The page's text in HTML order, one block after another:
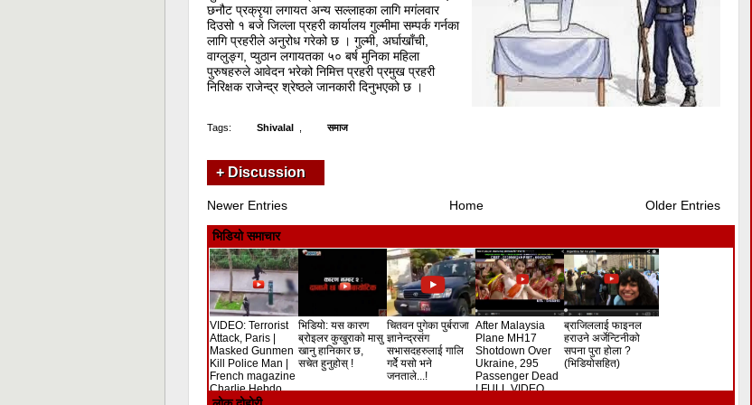
छनौट प्रक्रृया लगायत अन्य सल्लाहका लागि मगंलवार
दिउसो १ बजे जिल्ला प्रहरी कार्यालय गुल्मीमा सम्पर्क गर्नका
लागि प्रहरीले अनुरोध गरेको छ । गुल्मी, अर्घाखाँची,
वाग्लुङ्ग, प्युठान लगायतका ५० बर्ष मुनिका महिला
पुरुषहरुले आवेदन भरेको निमित्त प्रहरी प्रमुख प्रहरी
निरिक्षक राजेन्द्र श्रेष्ठले जानकारी दिनुभएको छ ।
Tags: Shivalal समाज
+ Discussion
Newer Entries Older Entries
Home
भिडियो समाचार
VIDEO: Terrorist
Attack, Paris |
Masked Gunmen
Kill Police Man |
French magazine
Charlie Hebdo
Shooting
भिडियो: यस कारण
ब्रोइलर कुखुराको मासु
खानु हानिकार छ,
सचेत हुनुहोस् !
चितवन पुगेका पुर्बराजा
ज्ञानेन्द्रसंग
सभासदहरुलाई गालि
गर्देे यसो भने
जनताले...!
After Malaysia
Plane MH17
Shotdown Over
Ukraine, 295
Passenger Dead
! FULL VIDEO
ब्राजिललाई फाइनल
हराउने अर्जेन्टिनीको
सपना पुरा होला ?
(भिडियोसहित)